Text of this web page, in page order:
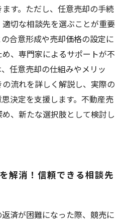
す。ただし、任意売却の手続
切な相談先を選ぶことが重要
合意形成や売却価格の設定に
、専門家によるサポートが不
任意売却の仕組みやメリッ
流れを詳しく解説し、実際の
決定を支援します。不動産売
、新たな選択肢として検討し
解消！信頼できる相談先
済が困難になった際、競売に